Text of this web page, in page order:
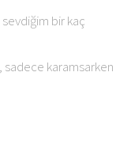
bir kaç
sadece karamsarken